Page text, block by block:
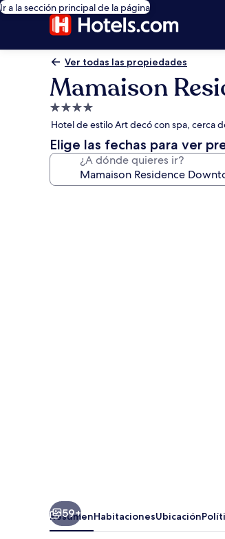
Ir a la sección principal de la página
Ver todas las propiedades
Mamaison
Propiedad
de
4.0
estrellas
Hotel de estilo Art decó con spa, cerca
Elige las fechas para ver
¿A dónde quieres ir?
59+
ResumenHabitacionesUbicación